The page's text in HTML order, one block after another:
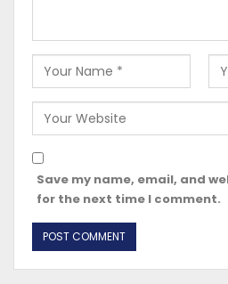
Save my name, email, and
for the next time I comment.